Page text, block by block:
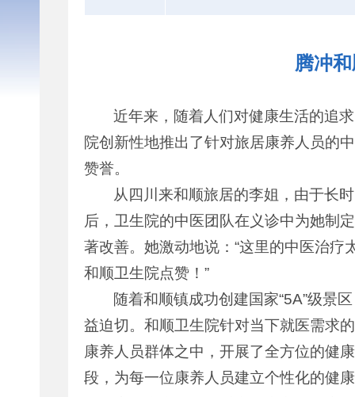
腾冲
近年来，随着人们对健康生活的追
院创新性地推出了针对旅居康养人员的
赞誉。
从四川来和顺旅居的李姐，由于长
后，卫生院的中医团队在义诊中为她制
著改善。她激动地说：“这里的中医治
和顺卫生院点赞！”
随着和顺镇成功创建国家“5A”级景
益迫切。和顺卫生院针对当下就医需求
康养人员群体之中，开展了全方位的健
段，为每一位康养人员建立个性化的健